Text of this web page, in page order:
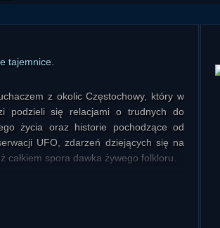
tajemnice.
z okolic Częstochowy, który w
podzieli się relacjami o trudnych do
życia oraz historie pochodzące od
UFO, zdarzeń dziejących się na
spora dawka żywego folkloru.